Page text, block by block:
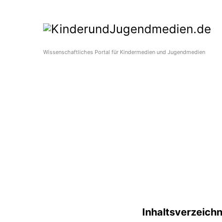
Wissenschaftliches Portal für Kindermedien und Jugendmedien